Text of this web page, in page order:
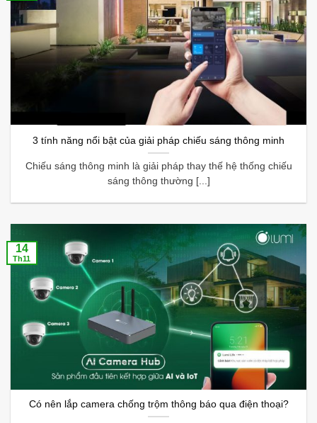
3 tính năng nổi bật của giải pháp chiếu sáng thông minh
Chiếu sáng thông minh là giải pháp thay thế hệ thống chiếu
sáng thông thường [...]
Có nên lắp camera chống trộm thông báo qua điện thoại?
14
Th11